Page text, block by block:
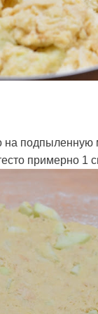
на
примерно 1